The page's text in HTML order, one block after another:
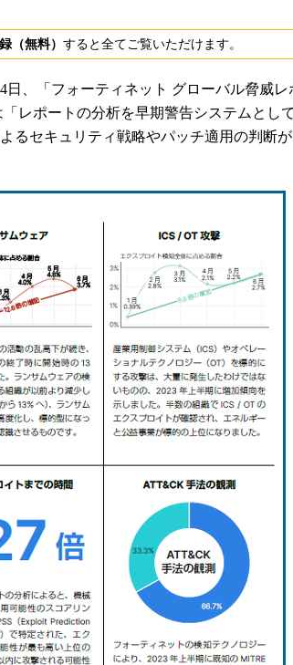
ブロ
（無料） すると全てご覧いただけます。
、「フォーティネット グローバル脅威レ
レポートの分析を早期警告システムとして
るセキュリティ戦略やパッチ適用の判断が